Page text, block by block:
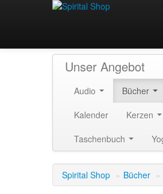
Unser Angebot
Audio Bücher
Kalender
Kerzen
Taschenbuch
Spirital Shop » Bücher »